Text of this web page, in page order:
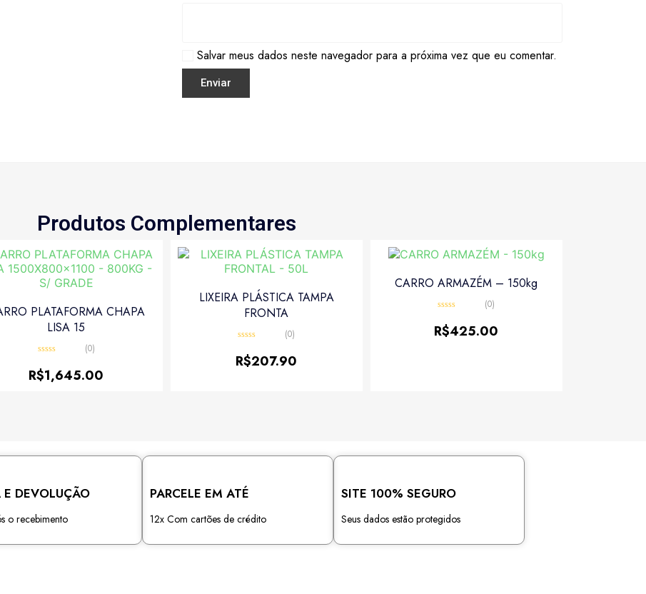
Salvar meus dados neste navegador para a próxima vez que eu comentar.
Produtos Complementares
PLATAFORMA CHAPA
LISA 15
0
de
(0)
R$1,645.00
LIXEIRA PLÁSTICA TAMPA
FRONTA
0
de
(0)
R$207.90
CARRO ARMAZÉM – 150kg
0
de
(0)
R$425.00
E DEVOLUÇÃO
o recebimento
PARCELE EM ATÉ
12x Com cartões de crédito
SITE 100% SEGURO
Seus dados estão protegidos